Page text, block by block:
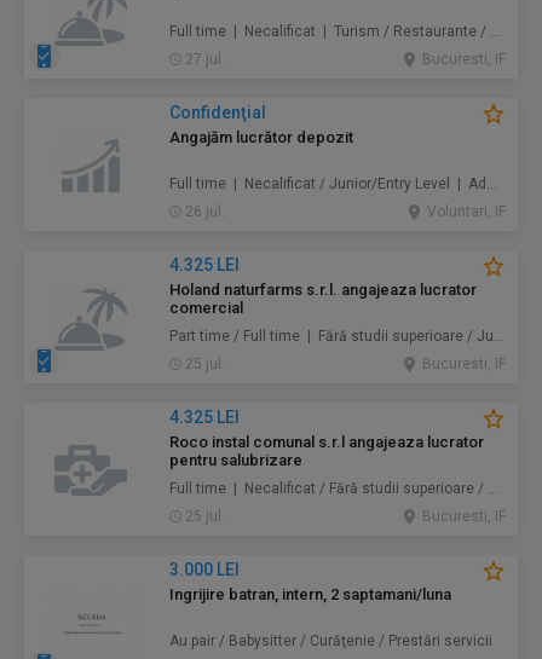
Full time | Necalificat | Turism / Restaurante / Hoteluri
27 jul.
Bucuresti, IF
Confidenţial
Angajăm lucrător depozit
Full time | Necalificat / Junior/Entry Level | Administrativ / Logistică
26 jul.
Voluntari, IF
4.325 LEI
Holand naturfarms s.r.l. angajeaza lucrator
comercial
Part time / Full time | Fără studii superioare / Junior/Entry Level | Alimentație / Comerț
25 jul.
Bucuresti, IF
4.325 LEI
Roco instal comunal s.r.l angajeaza lucrator
pentru salubrizare
Full time | Necalificat / Fără studii superioare / Junior/Entry Level | Protecţia mediului / Prestări servicii
25 jul.
Bucuresti, IF
3.000 LEI
Ingrijire batran, intern, 2 saptamani/luna
Au pair / Babysitter / Curăţenie / Prestări servicii